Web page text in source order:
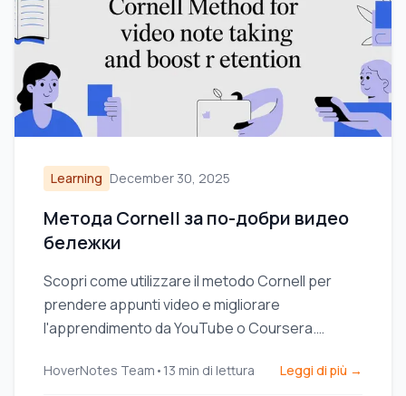
Learning December 30, 2025
Метода Cornell за по-добри видео
бележки
Scopri come utilizzare il metodo Cornell per
prendere appunti video e migliorare
l'apprendimento da YouTube o Coursera.
HoverNotes Team • 13 min di lettura Leggi di più →